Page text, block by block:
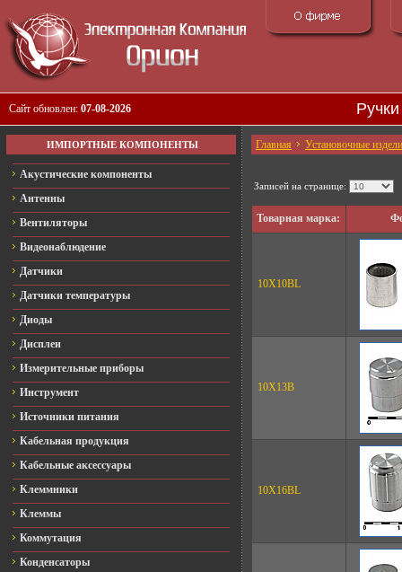
Сайт обновлен: 07-08-2026
ИМПОРТНЫЕ КОМПОНЕНТЫ
Акустические компоненты
Антенны
Вентиляторы
Видеонаблюдение
Датчики
Датчики температуры
Диоды
Дисплеи
Измерительные приборы
Инструмент
Источники питания
Кабельная продукция
Кабельные аксессуары
Клеммники
Клеммы
Коммутация
Конденсаторы
Главная Установочные
Записей на странице:
Товарная марка:
10X10BL
10X13B
10X16BL